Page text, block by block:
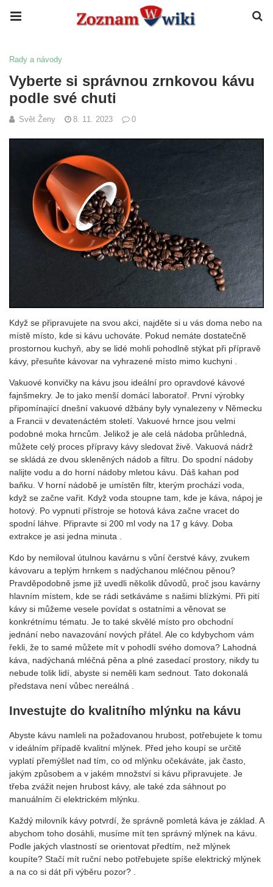
Rady a návody
Vyberte si správnou zrnkovou kávu
podle své chuti
Svět Ženy 8. 11. 2023 0
Když se připravujete na svou akci, najděte si u vás doma nebo na
místě místo, kde si kávu uchováte. Pokud nemáte dostatečně
prostornou kuchyň, aby se lidé mohli pohodlně stýkat při přípravě
kávy, přesuňte kávovar na vyhrazené místo mimo kuchyni .
Vakuové konvičky na kávu jsou ideální pro opravdové kávové
fajnšmekry. Je to jako menší domácí laboratoř. První výrobky
připomínající dnešní vakuové džbány byly vynalezeny v Německu
a Francii v devatenáctém století. Vakuové hrnce jsou velmi
podobné moka hrncům. Jelikož je ale celá nádoba průhledná,
můžete celý proces přípravy kávy sledovat živě. Vakuová nádrž
se skládá ze dvou skleněných nádob a filtru. Do spodní nádoby
nalijte vodu a do horní nádoby mletou kávu. Dáš kahan pod
baňku. V horní nádobě je umístěn filtr, kterým prochází voda,
když se začne vařit. Když voda stoupne tam, kde je káva, nápoj je
hotový. Po vypnutí přístroje se hotová káva začne vracet do
spodní láhve. Připravte si 200 ml vody na 17 g kávy. Doba
extrakce je asi jedna minuta .
Kdo by nemiloval útulnou kavárnu s vůní čerstvé kávy, zvukem
kávovaru a teplým hrnkem s nadýchanou mléčnou pěnou?
Pravděpodobně jsme již uvedli několik důvodů, proč jsou kavárny
hlavním místem, kde se rádi setkáváme s našimi blízkými. Při pití
kávy si můžeme vesele povídat s ostatními a věnovat se
konkrétnímu tématu. Je to také skvělé místo pro obchodní
jednání nebo navazování nových přátel. Ale co kdybychom vám
řekli, že to samé můžete mít v pohodlí svého domova? Lahodná
káva, nadýchaná mléčná pěna a plné zasedací prostory, nikdy tu
nebude tolik lidí, abyste si neměli kam sednout. Tato dokonalá
představa není vůbec nereálná .
Investujte do kvalitního mlýnku na kávu
Abyste kávu namleli na požadovanou hrubost, potřebujete k tomu
v ideálním případě kvalitní mlýnek. Před jeho koupí se určitě
vyplatí přemýšlet nad tím, co od mlýnku očekáváte, jak často,
jakým způsobem a v jakém množství si kávu připravujete. Je
třeba zvážit nejen hrubost kávy, ale také zda sáhnout po
manuálním či elektrickém mlýnku.
Každý milovník kávy potvrdí, že správně pomletá káva je základ. A
abychom toho dosáhli, musíme mít ten správný mlýnek na kávu.
Podle jakých vlastností se orientovat předtím, než mlýnek
koupíte? Stačí mít ruční nebo potřebujete spíše elektrický mlýnek
a na co si dát při výběru pozor? .